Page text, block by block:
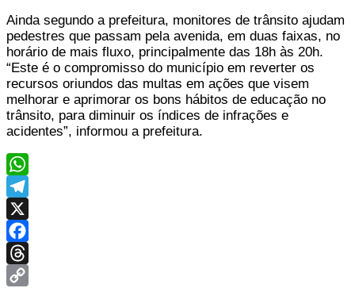
Ainda segundo a prefeitura, monitores de trânsito ajudam
pedestres que passam pela avenida, em duas faixas, no
horário de mais fluxo, principalmente das 18h às 20h.
“Este é o compromisso do município em reverter os
recursos oriundos das multas em ações que visem
melhorar e aprimorar os bons hábitos de educação no
trânsito, para diminuir os índices de infrações e
acidentes”, informou a prefeitura.
WhatsApp
Telegram
X
Facebook
Threads